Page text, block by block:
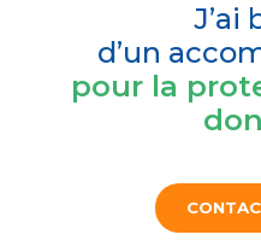
J’ai
d’un
pour la